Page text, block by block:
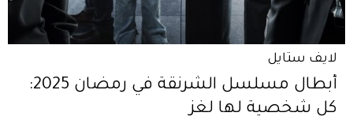
لايف ستايل
أبطال مسلسل الشرنقة في رمضان 2025:
كل شخصية لها لغز